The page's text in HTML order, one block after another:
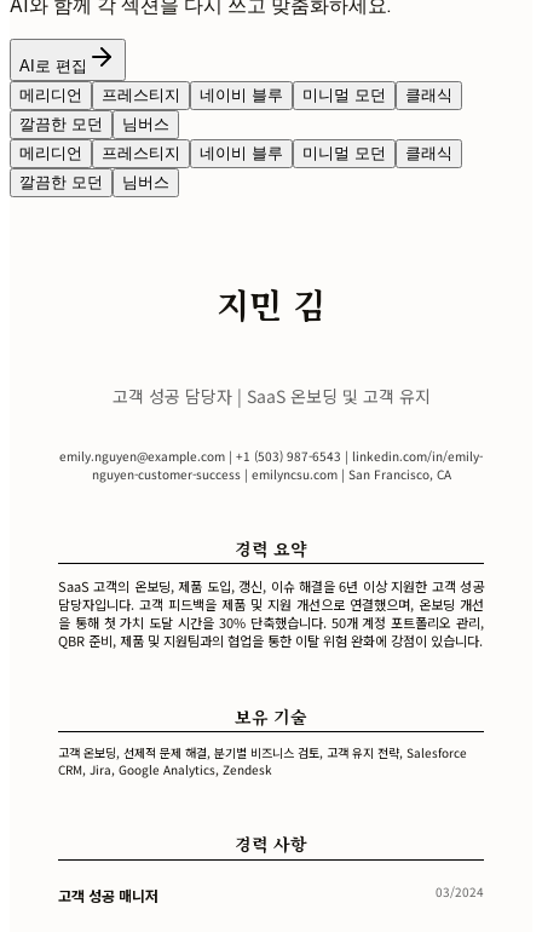
AI와 함께 각 섹션을 다시 쓰고 맞춤화하세요.
AI로 편집
메리디언
프레스티지 네이비 블루 미니멀 모던
클래식
깔끔한 모던
님버스
메리디언
프레스티지 네이비 블루 미니멀 모던
클래식
깔끔한 모던
님버스
지민 김
고객 성공 담당자 | SaaS 온보딩 및 고객 유지
emily.nguyen@example.com | +1 (503) 987-6543 | linkedin.com/in/emily-
nguyen-customer-success | emilyncsu.com | San Francisco, CA
경력 요약
SaaS 고객의 온보딩, 제품 도입, 갱신, 이슈 해결을 6년 이상 지원한 고객 성공
담당자입니다. 고객 피드백을 제품 및 지원 개선으로 연결했으며, 온보딩 개선
을 통해 첫 가치 도달 시간을 30% 단축했습니다. 50개 계정 포트폴리오 관리,
QBR 준비, 제품 및 지원팀과의 협업을 통한 이탈 위험 완화에 강점이 있습니다.
보유 기술
고객 온보딩, 선제적 문제 해결, 분기별 비즈니스 검토, 고객 유지 전략, Salesforce
CRM, Jira, Google Analytics, Zendesk
경력 사항
고객 성공 매니저 03/2024